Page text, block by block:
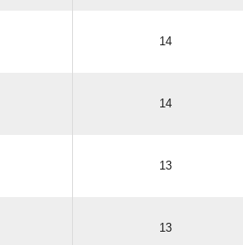
14
14
13
13